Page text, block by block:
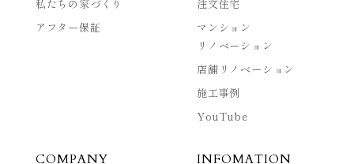
私たちの家づくり
アフター保証
注文住宅
マンション
リノベーション
店舗リノベーション
施工事例
YouTube
COMPANY INFOMATION